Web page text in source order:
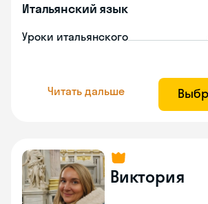
Итальянский язык
Уроки итальянского
Читать дальше
Виктория